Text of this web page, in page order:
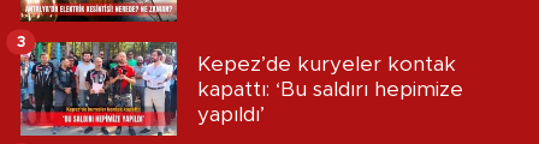
Kepez’de kuryeler kontak
kapattı: ‘Bu saldırı hepimize
yapıldı’
3